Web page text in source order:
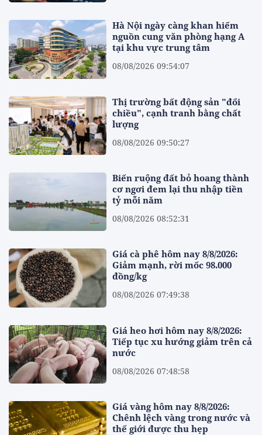
Hà Nội ngày càng khan hiếm
nguồn cung văn phòng hạng A
tại khu vực trung tâm
08/08/2026 09:54:07
Thị trường bất động sản "đổi
chiều", cạnh tranh bằng chất
lượng
08/08/2026 09:50:27
Biến ruộng đất bỏ hoang thành
cơ ngơi đem lại thu nhập tiền
tỷ mỗi năm
08/08/2026 08:52:31
Giá cà phê hôm nay 8/8/2026:
Giảm mạnh, rời mốc 98.000
đồng/kg
08/08/2026 07:49:38
Giá heo hơi hôm nay 8/8/2026:
Tiếp tục xu hướng giảm trên cả
nước
08/08/2026 07:48:58
Giá vàng hôm nay 8/8/2026:
Chênh lệch vàng trong nước và
thế giới được thu hẹp